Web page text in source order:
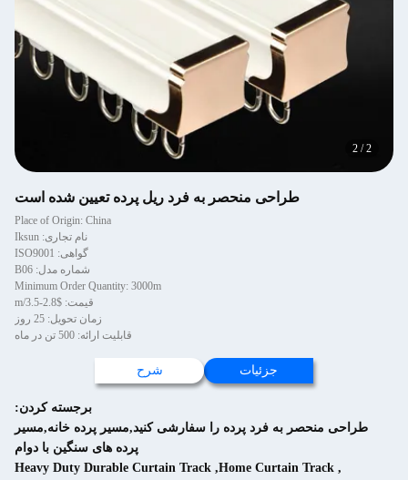
2
/
2
طراحی منحصر به فرد ريل پرده تعيين شده است
Place of Origin: China
نام تجاری: Iksun
گواهی: ISO9001
شماره مدل: B06
Minimum Order Quantity: 3000m
قیمت: $2.8-3.5/m
زمان تحویل: 25 روز
قابلیت ارائه: 500 تن در ماه
جزئیات شرح
برجسته کردن:
طراحی منحصر به فرد پرده را سفارشی کنید,مسیر پرده خانه,مسیر
پرده های سنگین با دوام
,
Home Curtain Track
,
Heavy Duty Durable Curtain Track